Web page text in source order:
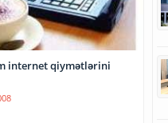
internet qiymətlərini